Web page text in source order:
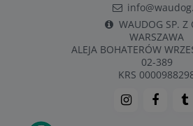
WAUDOG SP. Z
WARSZAWA
ALEJA BOHATERÓW
02-389
KRS